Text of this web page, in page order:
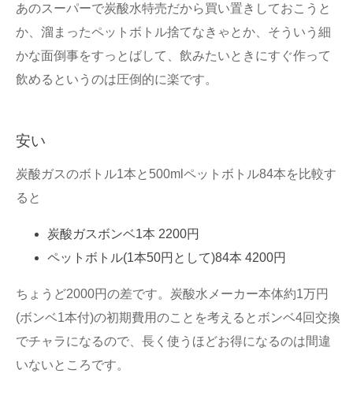
あのスーパーで炭酸水特売だから買い置きしておこうと
か、溜まったペットボトル捨てなきゃとか、そういう細
かな面倒事をすっとばして、飲みたいときにすぐ作って
飲めるというのは圧倒的に楽です。
安い
炭酸ガスのボトル1本と500mlペットボトル84本を比較す
ると
炭酸ガスボンベ1本 2200円
ペットボトル(1本50円として)84本 4200円
ちょうど2000円の差です。炭酸水メーカー本体約1万円
(ボンベ1本付)の初期費用のことを考えるとボンベ4回交換
でチャラになるので、長く使うほどお得になるのは間違
いないところです。